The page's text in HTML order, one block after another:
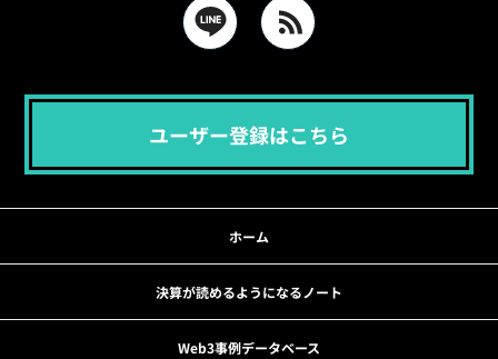
ユーザー登録はこちら
ホーム
決算が読めるようになるノート
Web3事例データベース